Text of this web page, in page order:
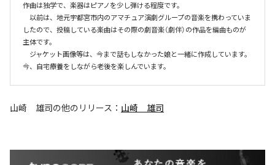
作曲は独学で、楽器はピアノを少し弾ける程度です。
以前は、地元宇都宮市内のアマチュア演劇グループの音楽を携わっていま
したので、投稿している楽曲はその際の劇音楽（劇伴）の作品を編曲ものが
主体です。
ジャケット画像等は、今まで話もしなかった娘と一緒に作成しています。
今、自宅療養をしながら老後を楽しんでいます。
山崎 雄司の他のリリース： 山崎 雄司